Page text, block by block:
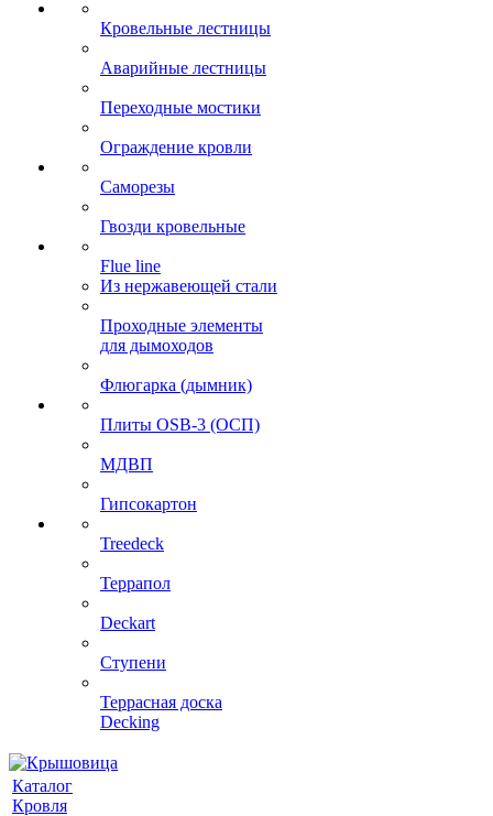
Кровельные лестницы
Аварийные лестницы
Переходные мостики
Ограждение кровли
Саморезы
Гвозди кровельные
Flue line
Из нержавеющей стали
Проходные элементы
для дымоходов
Флюгарка (дымник)
Плиты OSB-3 (ОСП)
МДВП
Гипсокартон
Treedeck
Террапол
Deckart
Ступени
Террасная доска
Decking
Каталог
Кровля